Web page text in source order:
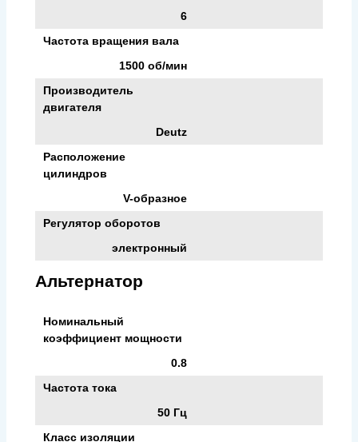
6
Частота вращения вала
1500 об/мин
Производитель
двигателя
Deutz
Расположение
цилиндров
V-образное
Регулятор оборотов
электронный
Альтернатор
Номинальный
коэффициент мощности
0.8
Частота тока
50 Гц
Класс изоляции